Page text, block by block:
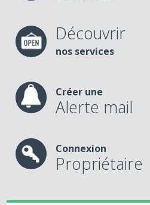
de vos biens
nos services
Alerte mail